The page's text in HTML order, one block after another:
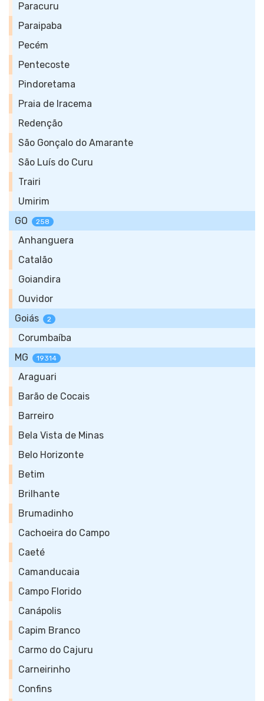
Paracuru
Paraipaba
Pecém
Pentecoste
Pindoretama
Praia de Iracema
Redenção
São Gonçalo do Amarante
São Luís do Curu
Trairi
Umirim
GO
258
Anhanguera
Catalão
Goiandira
Ouvidor
Goiás
2
Corumbaíba
MG
19314
Araguari
Barão de Cocais
Barreiro
Bela Vista de Minas
Belo Horizonte
Betim
Brilhante
Brumadinho
Cachoeira do Campo
Caeté
Camanducaia
Campo Florido
Canápolis
Capim Branco
Carmo do Cajuru
Carneirinho
Confins